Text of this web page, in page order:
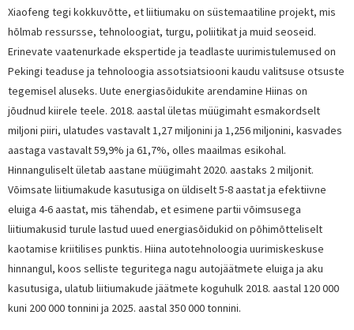
Xiaofeng tegi kokkuvõtte, et liitiumaku on süstemaatiline projekt, mis
hõlmab ressursse, tehnoloogiat, turgu, poliitikat ja muid seoseid.
Erinevate vaatenurkade ekspertide ja teadlaste uurimistulemused on
Pekingi teaduse ja tehnoloogia assotsiatsiooni kaudu valitsuse otsuste
tegemisel aluseks. Uute energiasõidukite arendamine Hiinas on
jõudnud kiirele teele. 2018. aastal ületas müügimaht esmakordselt
miljoni piiri, ulatudes vastavalt 1,27 miljonini ja 1,256 miljonini, kasvades
aastaga vastavalt 59,9% ja 61,7%, olles maailmas esikohal.
Hinnanguliselt ületab aastane müügimaht 2020. aastaks 2 miljonit.
Võimsate liitiumakude kasutusiga on üldiselt 5-8 aastat ja efektiivne
eluiga 4-6 aastat, mis tähendab, et esimene partii võimsusega
liitiumakusid turule lastud uued energiasõidukid on põhimõtteliselt
kaotamise kriitilises punktis. Hiina autotehnoloogia uurimiskeskuse
hinnangul, koos selliste teguritega nagu autojäätmete eluiga ja aku
kasutusiga, ulatub liitiumakude jäätmete koguhulk 2018. aastal 120 000
kuni 200 000 tonnini ja 2025. aastal 350 000 tonnini.